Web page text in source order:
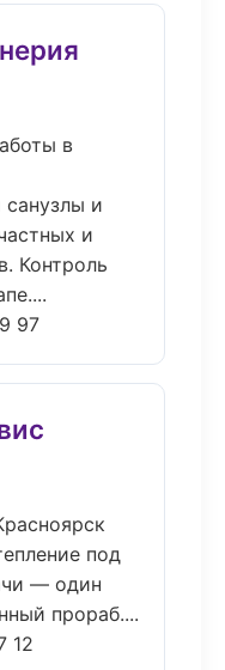
в
и
и
Контроль
97
под
— один
прораб....
12